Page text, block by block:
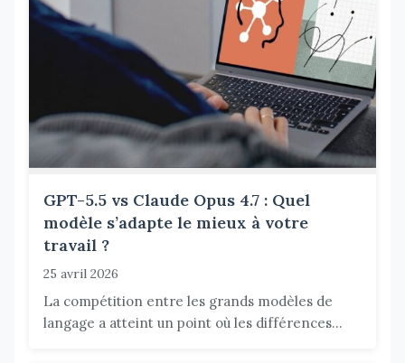
GPT-5.5 vs Claude Opus 4.7 : Quel
modèle s’adapte le mieux à votre
travail ?
25 avril 2026
La compétition entre les grands modèles de
langage a atteint un point où les différences...